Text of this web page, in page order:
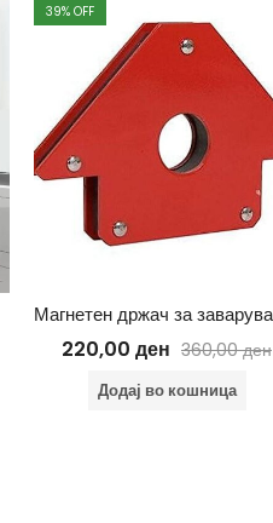
39% OFF
220,00 ден 360,00ден
Додај во кошница